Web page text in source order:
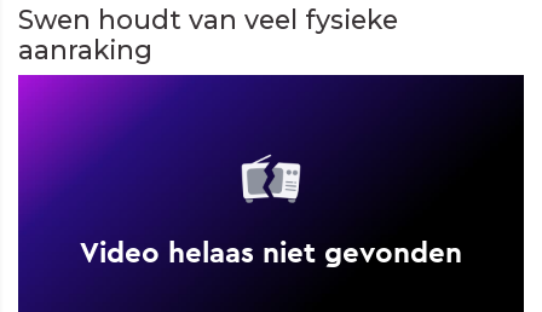
Swen houdt van veel fysieke
aanraking